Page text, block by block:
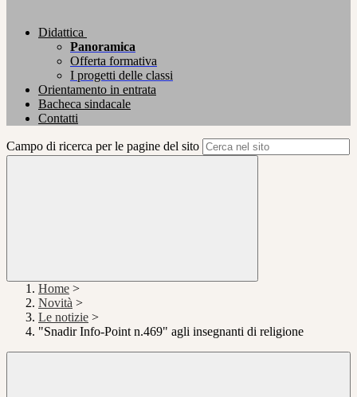
Didattica
Panoramica
Offerta formativa
I progetti delle classi
Orientamento in entrata
Bacheca sindacale
Contatti
Campo di ricerca per le pagine del sito
Home >
Novità >
Le notizie >
"Snadir Info-Point n.469" agli insegnanti di religione